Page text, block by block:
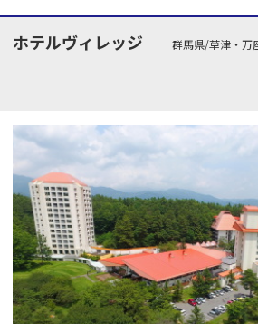
ホテルヴィレッジ
群馬県/草津・万